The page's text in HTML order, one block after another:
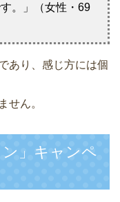
。」（女性・69
あり、感じ方には個
せん。
ン」キャンペ